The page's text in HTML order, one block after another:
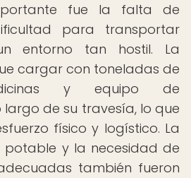
fue la falta de
para transportar
entorno tan hostil. La
cargar con toneladas de
y equipo de
largo de su travesía, lo que
físico y logístico. La
potable y la necesidad de
también fueron